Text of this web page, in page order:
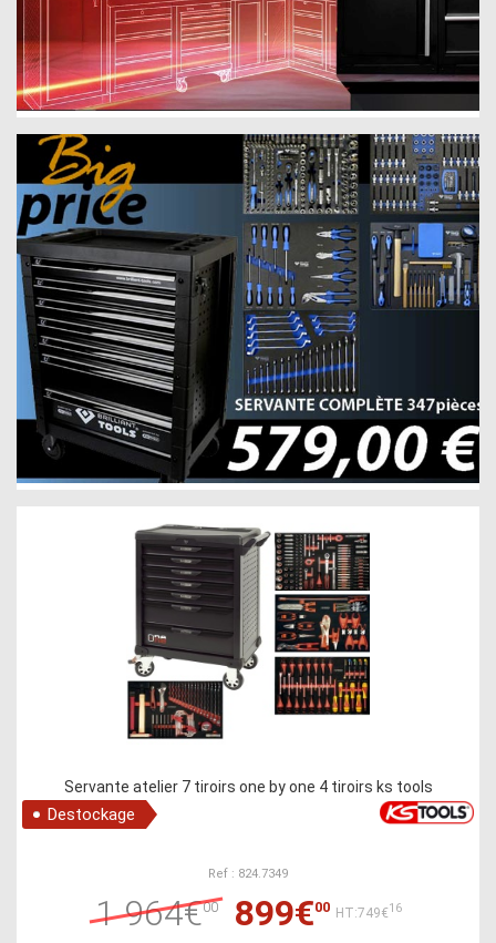
Servante atelier 7 tiroirs one by one 4 tiroirs ks tools
Destockage
Ref : 824.7349
1 964€00 899€00 HT:749€16